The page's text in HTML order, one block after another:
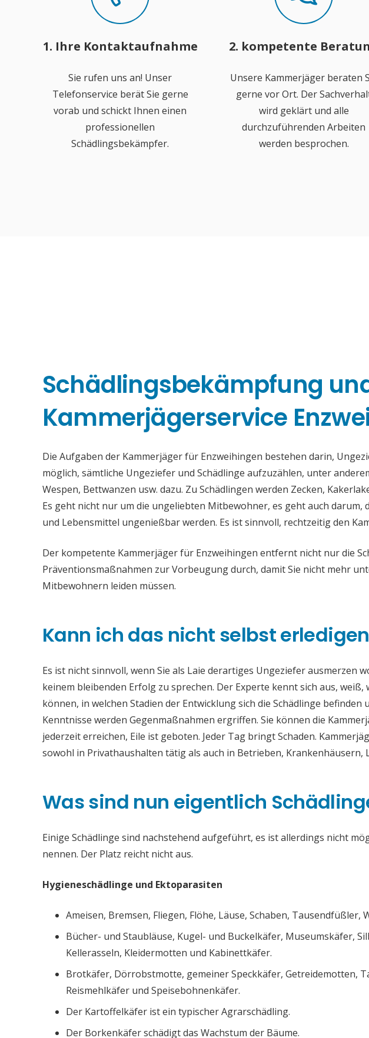
1. Ihre Kontaktaufnahme
Sie rufen uns an! Unser
Telefonservice berät Sie gerne
vorab und schickt Ihnen einen
professionellen
Schädlingsbekämpfer.
2. kompetente
Unsere Kammerjäger beraten
gerne vor Ort. Der
wird geklärt und alle
durchzuführenden Arbeiten
werden besprochen.
Schädlingsbekämpfung
Kammerjägerservice
Die Aufgaben der Kammerjäger für Enzweihingen bestehen darin,
möglich, sämtliche Ungeziefer und Schädlinge aufzuzählen, unter
Wespen, Bettwanzen usw. dazu. Zu Schädlingen werden Zecken,
Es geht nicht nur um die ungeliebten Mitbewohner, es geht auch darum,
und Lebensmittel ungenießbar werden. Es ist sinnvoll, rechtzeitig den
Der kompetente Kammerjäger für Enzweihingen entfernt nicht nur die
Präventionsmaßnahmen zur Vorbeugung durch, damit Sie nicht mehr
Mitbewohnern leiden müssen.
Kann ich das nicht selbst
Es ist nicht sinnvoll, wenn Sie als Laie derartiges Ungeziefer ausmerzen
keinem bleibenden Erfolg zu sprechen. Der Experte kennt sich aus,
können, in welchen Stadien der Entwicklung sich die Schädlinge befinden
Kenntnisse werden Gegenmaßnahmen ergriffen. Sie können die
jederzeit erreichen, Eile ist geboten. Jeder Tag bringt Schaden.
sowohl in Privathaushalten tätig als auch in Betrieben, Krankenhäusern,
Was sind nun eigentlich
Einige Schädlinge sind nachstehend aufgeführt, es ist allerdings nicht
nennen. Der Platz reicht nicht aus.
Hygieneschädlinge und Ektoparasiten
Ameisen, Bremsen, Fliegen, Flöhe, Läuse, Schaben, Tausendfüßler,
Bücher- und Staubläuse, Kugel- und Buckelkäfer, Museumskäfer,
Kellerasseln, Kleidermotten und Kabinettkäfer.
Brotkäfer, Dörrobstmotte, gemeiner Speckkäfer, Getreidemotten,
Reismehlkäfer und Speisebohnenkäfer.
Der Kartoffelkäfer ist ein typischer Agrarschädling.
Der Borkenkäfer schädigt das Wachstum der Bäume.